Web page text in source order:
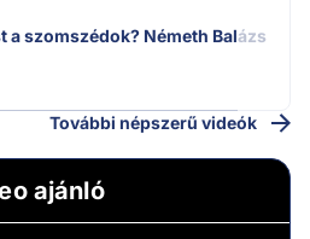
a szomszédok? Németh Balázs
További népszerű videók
ajánló